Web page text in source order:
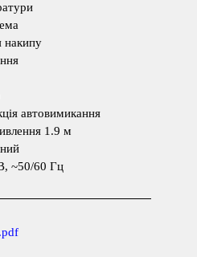
накипу
автовимикання
1.9 м
~50/60 Гц